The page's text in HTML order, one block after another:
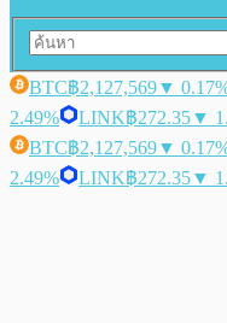
BTC฿2,127,569▼
2.49%
LINK฿272.35▼
BTC฿2,127,569▼
2.49%
LINK฿272.35▼